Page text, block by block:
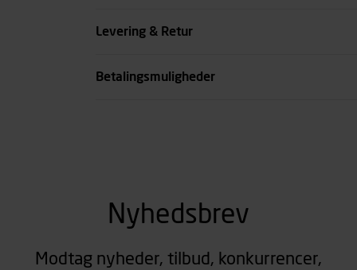
Levering & Retur
Betalingsmuligheder
Nyhedsbrev
Modtag nyheder, tilbud, konkurrencer,